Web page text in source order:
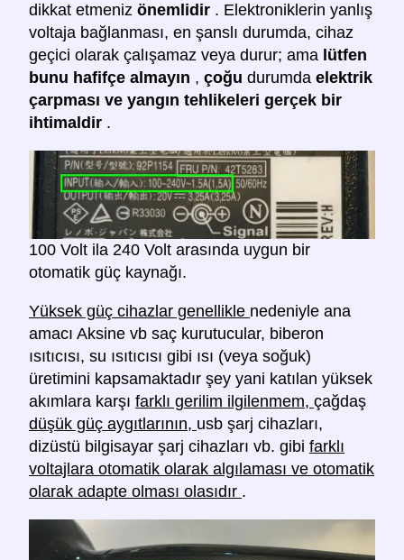
dikkat etmeniz önemlidir . Elektroniklerin yanlış
voltaja bağlanması, en şanslı durumda, cihaz
geçici olarak çalışamaz veya durur; ama lütfen
bunu hafifçe almayın , çoğu durumda elektrik
çarpması ve yangın tehlikeleri gerçek bir
ihtimaldir .
100 Volt ila 240 Volt arasında uygun bir
otomatik güç kaynağı.
Yüksek güç cihazlar genellikle nedeniyle ana
amacı Aksine vb saç kurutucular, biberon
ısıtıcısı, su ısıtıcısı gibi ısı (veya soğuk)
üretimini kapsamaktadır şey yani katılan yüksek
akımlara karşı farklı gerilim ilgilenmem, çağdaş
düşük güç aygıtlarının, usb şarj cihazları,
dizüstü bilgisayar şarj cihazları vb. gibi farklı
voltajlara otomatik olarak algılaması ve otomatik
olarak adapte olması olasıdır .